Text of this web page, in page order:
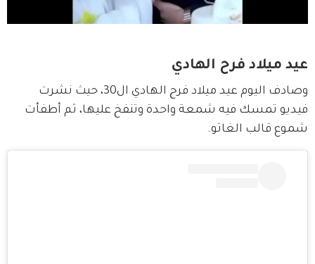
عيد ميلاد فرح الهادي
وصادف اليوم عيد ميلاد فرح الهادي ال30، حيث نشرت
فيديو تمسك فيه شمعة واحدة وتنفخ عليها، ثم أطفأت
شموع قالب الغاتو.